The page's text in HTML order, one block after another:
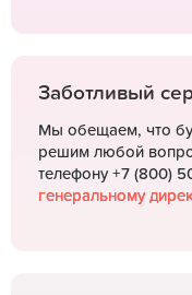
Заботливый
Мы обещаем, что
решим любой
телефону +7 (800)
генеральному